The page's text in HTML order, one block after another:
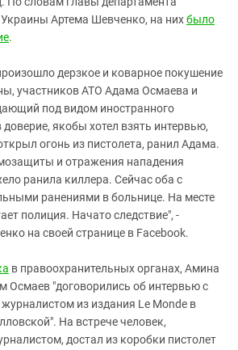
Артема Шевченко, на нихбыло
.
дерзкое и коварное покушение
участников АТО Адама Осмаева и
под видом иностранного
якобы хотел взять интервью,
огонь из пистолета, ранил Адама.
и отражения нападения
ранила киллера. Сейчас оба с
ранениями в больнице. На месте
полиция. Начато следствие", -
на своей странице в Facebook.
в правоохранительных органах, Амина
Осмаев "договорились об интервью с
из издания Le Monde в
На встрече человек,
достал из коробки пистолет